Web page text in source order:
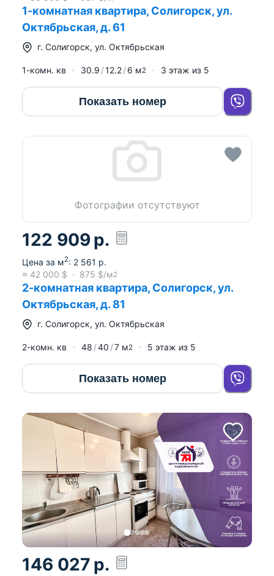
1-комнатная квартира, Солигорск, ул.
Октябрьская, д. 61
г. Солигорск, ул. Октябрьская
1-комн. кв 30.9 12.2 6 м2 3 этаж из 5
Показать номер
Фотографии отсутствуют
122 909р.
Цена за м2: 2 561 р.
≈ 42 000 $ 875 $/м2
2-комнатная квартира, Солигорск, ул.
Октябрьская, д. 81
г. Солигорск, ул. Октябрьская
2-комн. кв 48 40 7 м2 5 этаж из 5
Показать номер
146 027 р.